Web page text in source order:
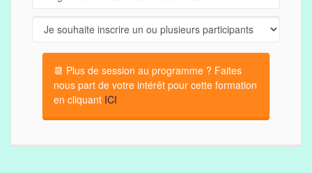
📆 Plus de session au programme ? Faites
nous part de votre intérêt pour cette formation
en cliquant ICI